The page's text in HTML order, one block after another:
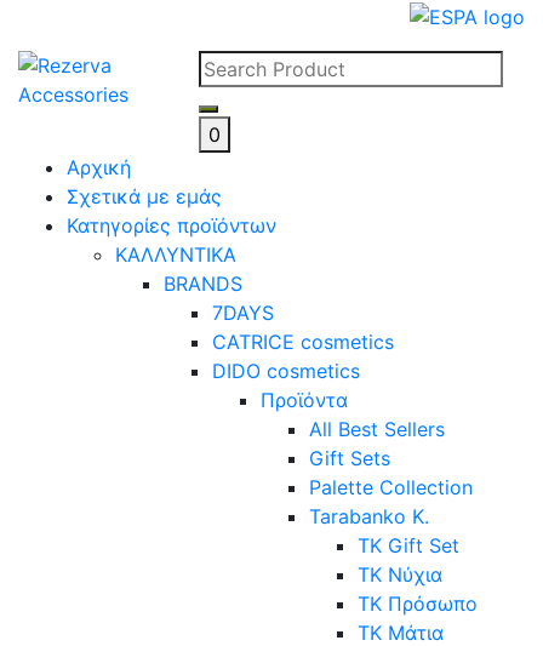
content
0
Αρχική
Σχετικά με εμάς
Κατηγορίες προϊόντων
ΚΑΛΛΥΝΤΙΚΑ
BRANDS
7DAYS
CATRICE cosmetics
DIDO cosmetics
Προϊόντα
All Best Sellers
Gift Sets
Palette Collection
Tarabanko K.
TK Gift Set
TK Νύχια
TK Πρόσωπο
ΤΚ Μάτια